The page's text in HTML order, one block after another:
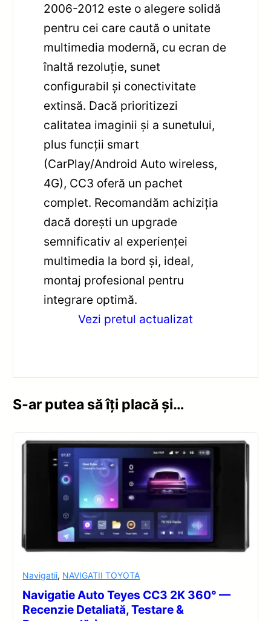
2006-2012 este o alegere solidă
pentru cei care caută o unitate
multimedia modernă, cu ecran de
înaltă rezoluție, sunet
configurabil și conectivitate
extinsă. Dacă prioritizezi
calitatea imaginii și a sunetului,
plus funcții smart
(CarPlay/Android Auto wireless,
4G), CC3 oferă un pachet
complet. Recomandăm achiziția
dacă dorești un upgrade
semnificativ al experienței
multimedia la bord și, ideal,
montaj profesional pentru
integrare optimă.
Vezi pretul actualizat
S-ar putea să îți placă și…
Navigatii, NAVIGATII TOYOTA
Navigatie Auto Teyes CC3 2K 360° —
Recenzie Detaliată, Testare &